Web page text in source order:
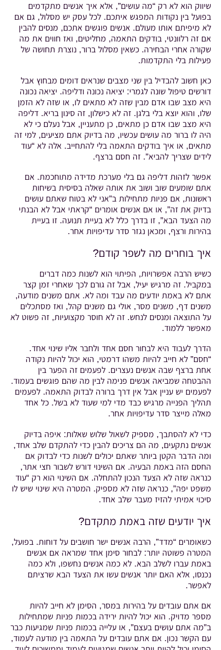
שיווק הוא לא רק “מה עושים”, אלא איך אנשים מתקדמים
בפועל בין נקודות המפגש איתכם. לכל עסק יש מסלול, גם אם
לא מיפיתם אותו מעולם. אנשים פוגשים אתכם, מנסים להבין
אם זה רלוונטי, בודקים התאמה, מחליטים, ואז חווים את מה
שקורה אחרי הבחירה. כשאין מסלול ברור, נוצרת תחושה של
פעילות בלי התקדמות.
כאן חשוב להבדיל בין שני מצבים שנראים דומים מבחוץ אבל
דורשים טיפול שונה לגמרי: יציאה נכונה ודליפה. יציאה נכונה
היא מצב שבו אדם מבין שזה לא מתאים לו, או שזה לא הזמן
שלו, והוא יוצא בלי בלגן. זה לא כישלון, זה סינון בריא. דליפה
היא מצב שבו אדם כן מתאים, כן מתעניין, אבל נעלם כי לא
היה לו ברור מה עושים עכשיו, מה בדיוק אתם מציעים, למי זה
מתאים, או איך בודקים התאמה בלי להתחייב. אלה לא “עוד
לידים שצריך להביא”. זה חסם ברצף.
אפשר לזהות דליפה גם בלי מערכת מדידה מתוחכמת. אם
אתם שומעים שוב ושוב את אותה שאלה בסיסית בשיחות
ראשונות, אם פניות מתחילות ב”אני לא בטוח שאתם עושים
בדיוק את זה”, או אם אנשים אומרים “קראתי אבל לא הבנתי
מה הצעד הבא”, זו בדרך כלל לא בעיית תנועה. זו בעיית
בהירות ורצף, ומכאן נגזר סדר עדיפויות אחר.
איך בוחרים מה לשפר קודם?
כשיש הרבה אפשרויות, הפיתוי הוא לשנות כמה דברים
במקביל. זה מרגיש יעיל, אבל זה גורם לכך שאחרי זמן קצר
אתם לא באמת יודעים מה עבד ומה לא. אתם משנים מודעה,
משנים דף, משנים מסר, אולי גם משנים קהל, ואז מסתכלים
על התוצאה ומנסים לנחש. זה לא חוסר מקצועיות, זה פשוט לא
מאפשר ללמוד.
הדרך לעבוד היא לבחור חסם אחד ולחבר אליו שינוי אחד.
“חסם” לא חייב להיות משהו דרמטי, הוא יכול להיות נקודה
אחת ברצף שבה אנשים נעצרים. לפעמים זה הפער בין
ההבטחה שמביאה אנשים פנימה לבין מה שהם פוגשים בעמוד.
לפעמים יש עניין אבל אין דרך ברורה לבדוק התאמה. לפעמים
תהליך הפנייה מרגיש כבד מדי למי שעוד לא בשל. כל אחד
מאלה מייצר סדר עדיפויות אחר.
כדי לא להסתבך, מספיק לשאול שלוש שאלות: איפה בדיוק
אנשים נתקעים, מה הם צריכים להבין כדי להתקדם שלב אחד,
ומה הדבר הקטן ביותר שאתם יכולים לשנות כדי לבדוק אם
החסם הזה באמת הבעיה. אם השינוי דורש לשבור חצי אתר,
כנראה שזה לא הצעד הנכון להתחלה. אם השינוי הוא רק “עוד
משפט יפה”, כנראה שזה לא מספיק. המטרה היא שינוי שיש לו
סיכוי אמיתי להזיז מעבר שלב אחד.
איך יודעים שזה באמת מתקדם?
כשאומרים “מדד”, הרבה אנשים ישר חושבים על דוחות. בפועל,
המטרה פשוטה יותר: לבחור סימן אחד שמראה אם אנשים
באמת עברו לשלב הבא. לא כמה אנשים נחשפו, ולא כמה
נכנסו, אלא האם יותר אנשים עשו את הצעד הבא שרציתם
לאפשר.
אם אתם עובדים על בהירות במסר, הסימן לא חייב להיות
מספר מדויק. הוא יכול להיות ירידה בכמות פניות שמתחילות
ב”מה אתם עושים בעצם”, או עלייה בכמות פניות שמגיעות כבר
עם הקשר נכון. אם אתם עובדים על התאמה בין מודעה לעמוד,